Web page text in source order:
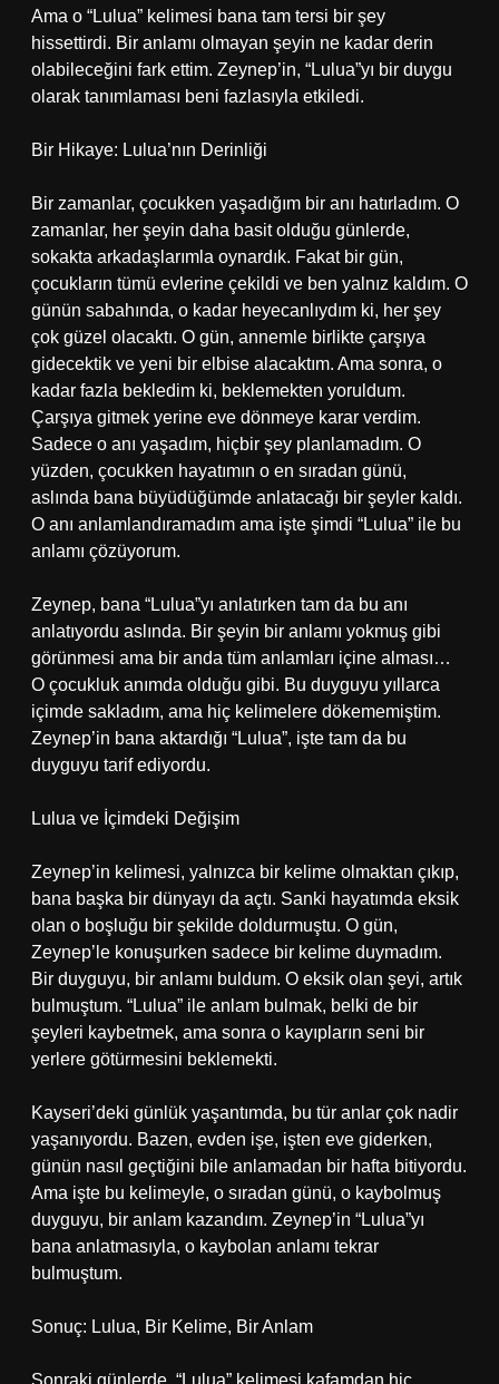
Ama o “Lulua” kelimesi bana tam tersi bir şey
hissettirdi. Bir anlamı olmayan şeyin ne kadar derin
olabileceğini fark ettim. Zeynep’in, “Lulua”yı bir duygu
olarak tanımlaması beni fazlasıyla etkiledi.
Bir Hikaye: Lulua’nın Derinliği
Bir zamanlar, çocukken yaşadığım bir anı hatırladım. O
zamanlar, her şeyin daha basit olduğu günlerde,
sokakta arkadaşlarımla oynardık. Fakat bir gün,
çocukların tümü evlerine çekildi ve ben yalnız kaldım. O
günün sabahında, o kadar heyecanlıydım ki, her şey
çok güzel olacaktı. O gün, annemle birlikte çarşıya
gidecektik ve yeni bir elbise alacaktım. Ama sonra, o
kadar fazla bekledim ki, beklemekten yoruldum.
Çarşıya gitmek yerine eve dönmeye karar verdim.
Sadece o anı yaşadım, hiçbir şey planlamadım. O
yüzden, çocukken hayatımın o en sıradan günü,
aslında bana büyüdüğümde anlatacağı bir şeyler kaldı.
O anı anlamlandıramadım ama işte şimdi “Lulua” ile bu
anlamı çözüyorum.
Zeynep, bana “Lulua”yı anlatırken tam da bu anı
anlatıyordu aslında. Bir şeyin bir anlamı yokmuş gibi
görünmesi ama bir anda tüm anlamları içine alması…
O çocukluk anımda olduğu gibi. Bu duyguyu yıllarca
içimde sakladım, ama hiç kelimelere dökememiştim.
Zeynep’in bana aktardığı “Lulua”, işte tam da bu
duyguyu tarif ediyordu.
Lulua ve İçimdeki Değişim
Zeynep’in kelimesi, yalnızca bir kelime olmaktan çıkıp,
bana başka bir dünyayı da açtı. Sanki hayatımda eksik
olan o boşluğu bir şekilde doldurmuştu. O gün,
Zeynep’le konuşurken sadece bir kelime duymadım.
Bir duyguyu, bir anlamı buldum. O eksik olan şeyi, artık
bulmuştum. “Lulua” ile anlam bulmak, belki de bir
şeyleri kaybetmek, ama sonra o kayıpların seni bir
yerlere götürmesini beklemekti.
Kayseri’deki günlük yaşantımda, bu tür anlar çok nadir
yaşanıyordu. Bazen, evden işe, işten eve giderken,
günün nasıl geçtiğini bile anlamadan bir hafta bitiyordu.
Ama işte bu kelimeyle, o sıradan günü, o kaybolmuş
duyguyu, bir anlam kazandım. Zeynep’in “Lulua”yı
bana anlatmasıyla, o kaybolan anlamı tekrar
bulmuştum.
Sonuç: Lulua, Bir Kelime, Bir Anlam
Sonraki günlerde, “Lulua” kelimesi kafamdan hiç